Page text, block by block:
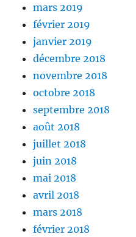
mars 2019
février 2019
janvier 2019
décembre 2018
novembre 2018
octobre 2018
septembre 2018
août 2018
juillet 2018
juin 2018
mai 2018
avril 2018
mars 2018
février 2018